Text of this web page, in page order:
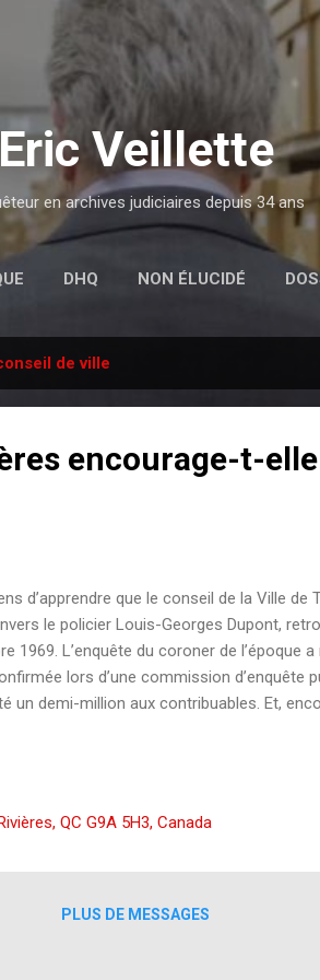
Passer au contenu principal
Veillette
en archives judiciaires depuis 34 ans
DHQ NON ÉLUCIDÉ
de ville
encourage-t-
d’apprendre que le conseil de la Ville de
le policier Louis-Georges Dupont,
1969. L’enquête du coroner de l’époque
lors d’une commission d’enquête
un demi-million aux contribuables. Et,
nombreuses allégations, mais aucune
preuve solide. En fait, la fois où ils
un expert américain pour appuyer
QC G9A 5H3, Canada
PLUS DE MESSAGES